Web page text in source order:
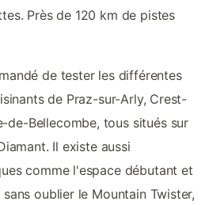
Près de 120 km de pistes
de tester les différentes
de Praz-sur-Arly, Crest-
de-Bellecombe, tous situés sur
Il existe aussi
comme l'espace débutant et
oublier le Mountain Twister,